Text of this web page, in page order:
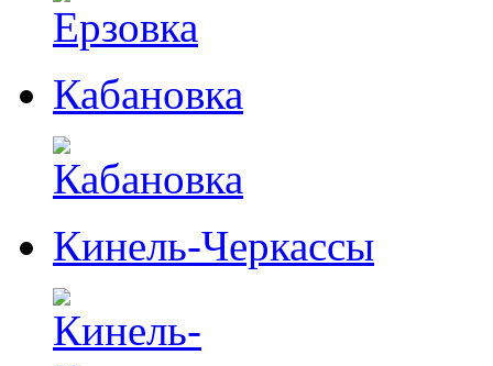
Кабановка
Кинель-Черкассы